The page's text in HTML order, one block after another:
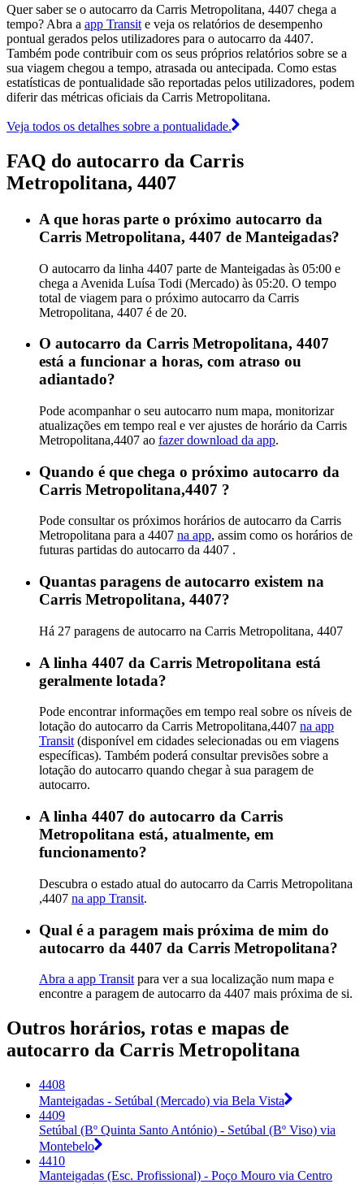
Quer saber se o autocarro da Carris Metropolitana, 4407 chega a
tempo? Abra a app Transit e veja os relatórios de desempenho
pontual gerados pelos utilizadores para o autocarro da 4407.
Também pode contribuir com os seus próprios relatórios sobre se a
sua viagem chegou a tempo, atrasada ou antecipada. Como estas
estatísticas de pontualidade são reportadas pelos utilizadores, podem
diferir das métricas oficiais da Carris Metropolitana.
Veja todos os detalhes sobre a pontualidade.
FAQ do autocarro da Carris
Metropolitana, 4407
A que horas parte o próximo autocarro da
Carris Metropolitana, 4407 de Manteigadas?
O autocarro da linha 4407 parte de Manteigadas às 05:00 e
chega a Avenida Luísa Todi (Mercado) às 05:20. O tempo
total de viagem para o próximo autocarro da Carris
Metropolitana, 4407 é de 20.
O autocarro da Carris Metropolitana, 4407
está a funcionar a horas, com atraso ou
adiantado?
Pode acompanhar o seu autocarro num mapa, monitorizar
atualizações em tempo real e ver ajustes de horário da Carris
Metropolitana,4407 ao fazer download da app.
Quando é que chega o próximo autocarro da
Carris Metropolitana,4407 ?
Pode consultar os próximos horários de autocarro da Carris
Metropolitana para a 4407 na app, assim como os horários de
futuras partidas do autocarro da 4407 .
Quantas paragens de autocarro existem na
Carris Metropolitana, 4407?
Há 27 paragens de autocarro na Carris Metropolitana, 4407
A linha 4407 da Carris Metropolitana está
geralmente lotada?
Pode encontrar informações em tempo real sobre os níveis de
lotação do autocarro da Carris Metropolitana,4407 na app
Transit (disponível em cidades selecionadas ou em viagens
específicas). Também poderá consultar previsões sobre a
lotação do autocarro quando chegar à sua paragem de
autocarro.
A linha 4407 do autocarro da Carris
Metropolitana está, atualmente, em
funcionamento?
Descubra o estado atual do autocarro da Carris Metropolitana
,4407 na app Transit.
Qual é a paragem mais próxima de mim do
autocarro da 4407 da Carris Metropolitana?
Abra a app Transit para ver a sua localização num mapa e
encontre a paragem de autocarro da 4407 mais próxima de si.
Outros horários, rotas e mapas de
autocarro da Carris Metropolitana
4408
Manteigadas - Setúbal (Mercado) via Bela Vista
4409
Setúbal (Bº Quinta Santo António) - Setúbal (Bº Viso) via
Montebelo
4410
Manteigadas (Esc. Profissional) - Poço Mouro via Centro